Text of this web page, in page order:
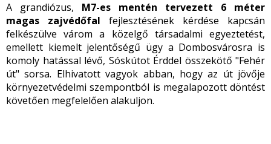
A grandiózus, M7-es mentén tervezett 6 méter
magas zajvédőfal fejlesztésének kérdése kapcsán
felkészülve várom a közelgő társadalmi egyeztetést,
emellett kiemelt jelentőségű ügy a Dombosvárosra is
komoly hatással lévő, Sóskútot Érddel összekötő "Fehér
út" sorsa. Elhivatott vagyok abban, hogy az út jövője
környezetvédelmi szempontból is megalapozott döntést
követően megfelelően alakuljon.